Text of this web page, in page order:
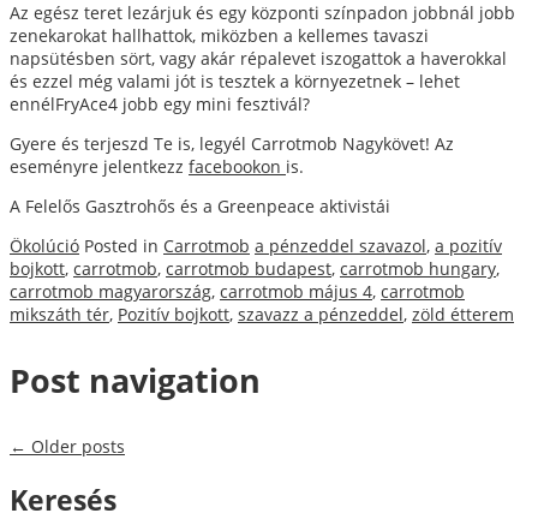
Az egész teret lezárjuk és egy központi színpadon jobbnál jobb
zenekarokat hallhattok, miközben a kellemes tavaszi
napsütésben sört, vagy akár répalevet iszogattok a haverokkal
és ezzel még valami jót is tesztek a környezetnek – lehet
ennélFryAce4 jobb egy mini fesztivál?
Gyere és terjeszd Te is, legyél Carrotmob Nagykövet! Az
eseményre jelentkezz facebookon is.
A Felelős Gasztrohős és a Greenpeace aktivistái
Ökolúció Posted in Carrotmob a pénzeddel szavazol, a pozitív
bojkott, carrotmob, carrotmob budapest, carrotmob hungary,
carrotmob magyarország, carrotmob május 4, carrotmob
mikszáth tér, Pozitív bojkott, szavazz a pénzeddel, zöld étterem
Post navigation
← Older posts
Keresés